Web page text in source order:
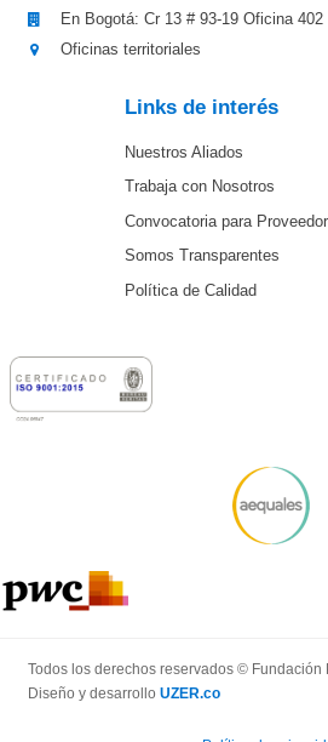
En Bogotá: Cr 13 # 93-19 Oficina 402
Oficinas territoriales
Links de interés
Nuestros Aliados
Trabaja con Nosotros
Convocatoria para
Somos Transparentes
Política de Calidad
Todos los derechos reservados © Fundación
Diseño y desarrollo UZER.co